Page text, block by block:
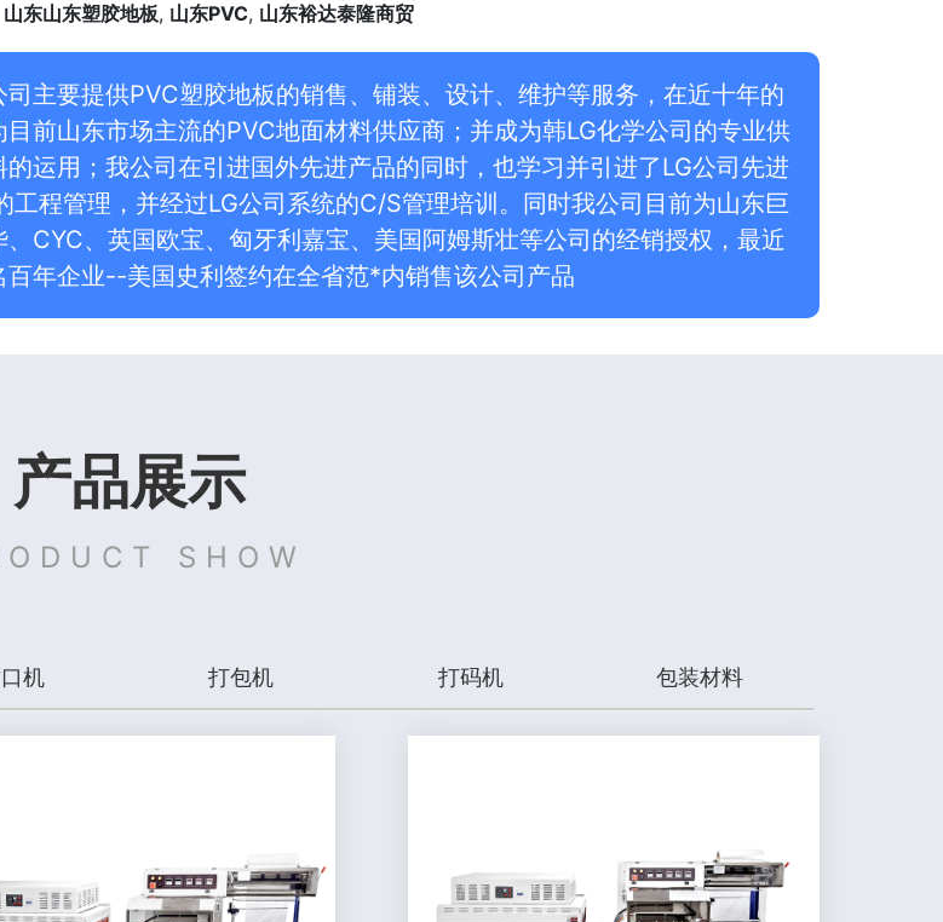
山东山东塑胶地板, 山东PVC, 山东裕达泰隆商贸
主要提供PVC塑胶地板的销售、铺装、设计、维护等服务，在近十年的
前山东市场主流的PVC地面材料供应商；并成为韩LG化学公司的专业供
运用；我公司在引进国外先进产品的同时，也学习并引进了LG公司先进
工程管理，并经过LG公司系统的C/S管理培训。同时我公司目前为山东巨
CYC、英国欧宝、匈牙利嘉宝、美国阿姆斯壮等公司的经销授权，最近
年企业--美国史利签约在全省范*内销售该公司产品
产品展示
SHOW
机 打包机 打码机 包装材料